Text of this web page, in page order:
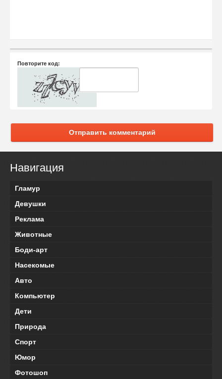
Повторите код:
Отправить комментарий
Навигация
Гламур
Девушки
Реклама
Животные
Боди-арт
Насекомые
Авто
Компьютер
Дети
Природа
Спорт
Юмор
Фотошоп